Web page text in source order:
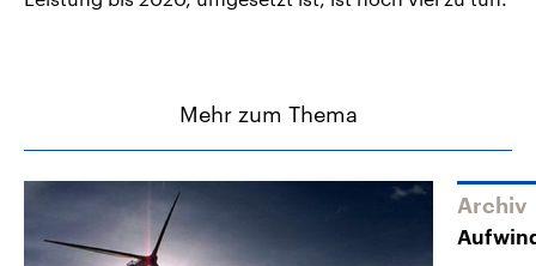
Mehr zum Thema
Archiv